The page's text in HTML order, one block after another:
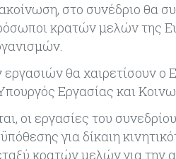
στο συνέδριο θα
κρατών μελών της
θα χαιρετίσουν ο
Εργασίας και
οι εργασίες του
για δίκαιη
κρατών μελών για την